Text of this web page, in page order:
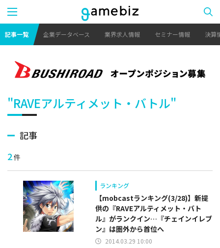
記事一覧 企業データベース 業界求人情報 セミナー情報 決算
"RAVEアルティメット・バトル"
記事
2件
ランキング
【mobcastランキング(3/28)】新提
供の『RAVEアルティメット・バト
ル』がランクイン…『チェインイレブ
ン』は圏外から首位へ
2014.03.29 10:00